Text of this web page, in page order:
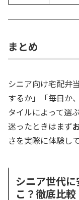
まとめ
シニア向け宅配弁
するか」「毎日か
タイルによって選
迷ったときはまず
さを実際に体験し
シニア世代
こ？徹底比較